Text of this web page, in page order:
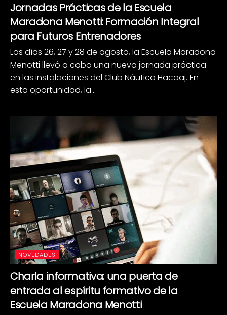
Jornadas Prácticas de la Escuela
Maradona Menotti: Formación Integral
para Futuros Entrenadores
Los días 26, 27 y 28 de agosto, la Escuela Maradona
Menotti llevó a cabo una nueva jornada práctica
en las instalaciones del Club Náutico Hacoaj. En
esta oportunidad, la...
NOVEDADES
Charla informativa: una puerta de
entrada al espíritu formativo de la
Escuela Maradona Menotti